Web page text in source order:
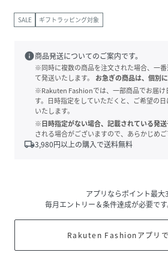
SALE ギフトラッピング対象
info商品発送についてのご案内です。
※同時に複数の商品を注文された場合、一
て発送いたします。
お急ぎの商品は、個別
※Rakuten Fashionでは、一部商品でお届け
す。日時指定をしていただくと、ご希望の
いたします。
※日時指定がない場合、記載されている発
される場合がございますので、あらかじめご
local_shipping3,980円以上の購入で送料無料
アプリならポイント最大
毎月エントリー＆条件達成が必要です
Rakuten Fashionアプリ